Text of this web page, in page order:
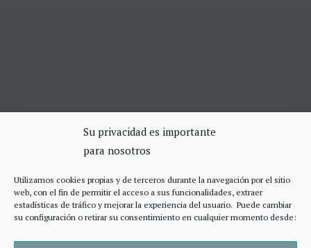
Su privacidad es importante
para nosotros
Utilizamos cookies propias y de terceros durante la navegación por el sitio
web, con el fin de permitir el acceso a sus funcionalidades, extraer
estadísticas de tráfico y mejorar la experiencia del usuario. Puede cambiar
su configuración o retirar su consentimiento en cualquier momento desde:
SERVICIOS DE CERRAJERÍA
Apertura Puertas Madrid 75€
Cerraduras de alta seguridad
Accesos